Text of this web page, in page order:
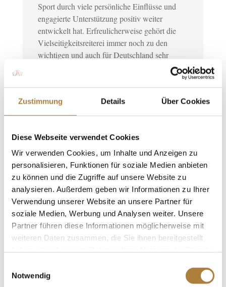
Zustimmung Details Über Cookies
Diese Webseite verwendet Cookies
Wir verwenden Cookies, um Inhalte und Anzeigen zu
personalisieren, Funktionen für soziale Medien anbieten
zu können und die Zugriffe auf unsere Website zu
analysieren. Außerdem geben wir Informationen zu Ihrer
Verwendung unserer Website an unsere Partner für
soziale Medien, Werbung und Analysen weiter. Unsere
Partner führen diese Informationen möglicherweise mit
weiteren Daten zusammen, die Sie ihnen bereitgestellt
Notwendig
Sport durch viele persönliche Einflüsse und
engagierte Unterstützung positiv weiter
entwickelt hat. Erfreulicherweise gehört die
Vielseitigkeitsreiterei immer noch zu den
wichtigen und auch für Deutschland sehr
Durch eine konsequente Ausbildung und
Förderung in kleineren und mittleren
talentierten und qualifizierten
Nachwuchsreitern, die bereits eine
spezialisierte weitere Förderung in den
Nachwuchskadern und Perspektivgruppen
erhalten. Obwohl viele Eltern ihre Kinder in
der Jugendzeit nach Kräften unterstützen, fehlt
es trotz dieses Engagements immer noch an
ausreichend gutem Pferdematerial um
international in den Folgejahren oben
mitzuhalten. Darüber hinaus gehört nicht nur
Reitern, Sponsoren, Trainern und der gesamten